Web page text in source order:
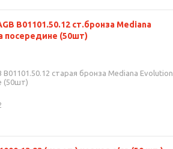
В01101.50.12 ст.бронза Mediana
посередине (50шт)
старая бронза Mediana Evolution
(50шт)